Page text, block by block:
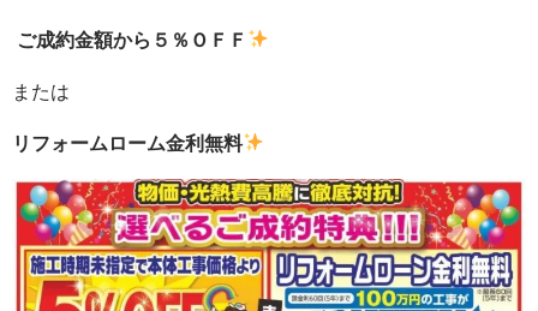
ご成約金額から５％ＯＦＦ
または
リフォームローム金利無料